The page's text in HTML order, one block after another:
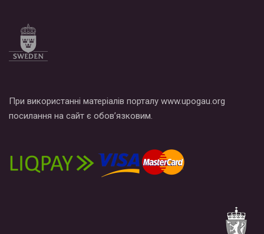
При використанні матеріалів порталу www.upogau.org
посилання на сайт є обов’язковим.